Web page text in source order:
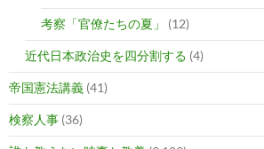
考察「官僚たちの夏」 (12)
近代日本政治史を四分割する (4)
帝国憲法講義 (41)
検察人事 (36)